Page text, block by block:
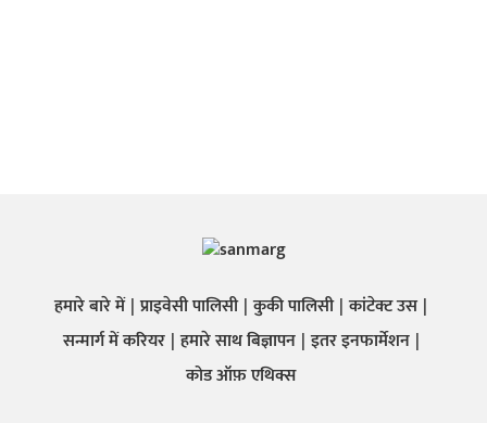
हमारे बारे में प्राइवेसी पालिसी कुकी पालिसी कांटेक्ट उस
सन्मार्ग में करियर हमारे साथ बिज्ञापन इतर इनफार्मेशन
कोड ऑफ़ एथिक्स